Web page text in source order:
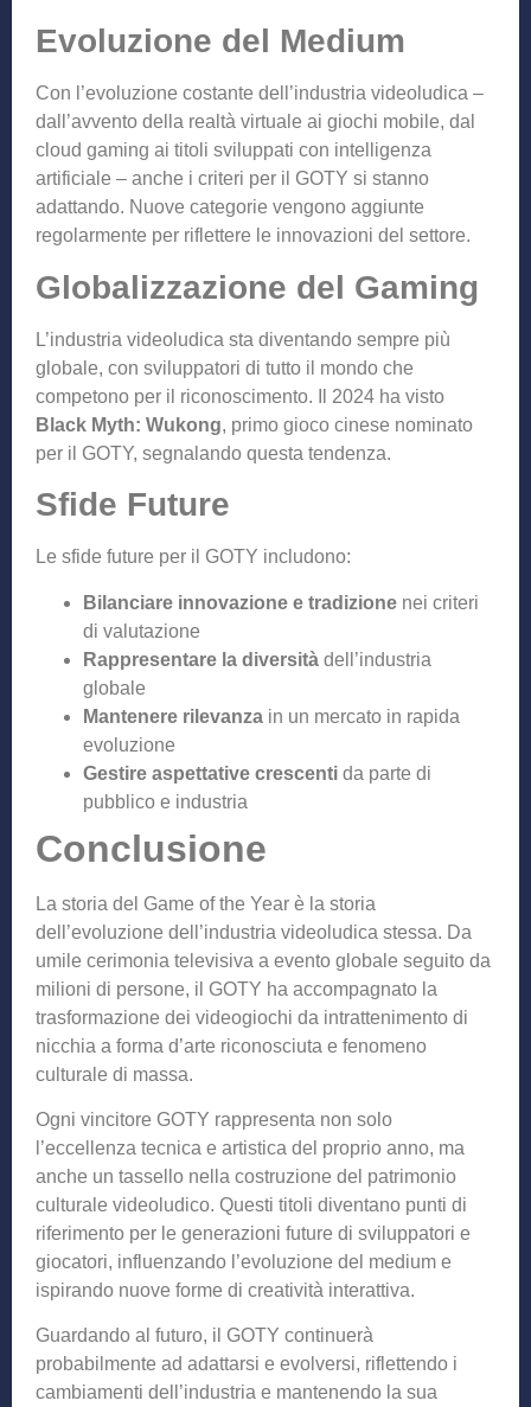
Evoluzione del Medium
Con l’evoluzione costante dell’industria videoludica –
dall’avvento della realtà virtuale ai giochi mobile, dal
cloud gaming ai titoli sviluppati con intelligenza
artificiale – anche i criteri per il GOTY si stanno
adattando. Nuove categorie vengono aggiunte
regolarmente per riflettere le innovazioni del settore.
Globalizzazione del Gaming
L’industria videoludica sta diventando sempre più
globale, con sviluppatori di tutto il mondo che
competono per il riconoscimento. Il 2024 ha visto
Black Myth: Wukong, primo gioco cinese nominato
per il GOTY, segnalando questa tendenza.
Sfide Future
Le sfide future per il GOTY includono:
Bilanciare innovazione e tradizione nei criteri
di valutazione
Rappresentare la diversità dell’industria
globale
Mantenere rilevanza in un mercato in rapida
evoluzione
Gestire aspettative crescenti da parte di
pubblico e industria
Conclusione
La storia del Game of the Year è la storia
dell’evoluzione dell’industria videoludica stessa. Da
umile cerimonia televisiva a evento globale seguito da
milioni di persone, il GOTY ha accompagnato la
trasformazione dei videogiochi da intrattenimento di
nicchia a forma d’arte riconosciuta e fenomeno
culturale di massa.
Ogni vincitore GOTY rappresenta non solo
l’eccellenza tecnica e artistica del proprio anno, ma
anche un tassello nella costruzione del patrimonio
culturale videoludico. Questi titoli diventano punti di
riferimento per le generazioni future di sviluppatori e
giocatori, influenzando l’evoluzione del medium e
ispirando nuove forme di creatività interattiva.
Guardando al futuro, il GOTY continuerà
probabilmente ad adattarsi e evolversi, riflettendo i
cambiamenti dell’industria e mantenendo la sua